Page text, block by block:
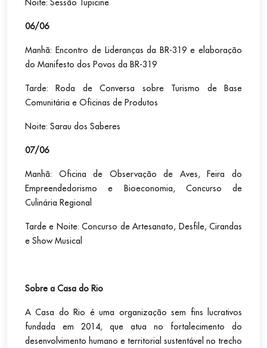
Noite: Sessão Tupicine
06/06
Manhã: Encontro de Lideranças da BR-319 e elaboração
do Manifesto dos Povos da BR-319
Tarde: Roda de Conversa sobre Turismo de Base
Comunitária e Oficinas de Produtos
Noite: Sarau dos Saberes
07/06
Manhã: Oficina de Observação de Aves, Feira do
Empreendedorismo e Bioeconomia, Concurso de
Culinária Regional
Tarde e Noite: Concurso de Artesanato, Desfile, Cirandas
e Show Musical
Sobre a Casa do Rio
A Casa do Rio é uma organização sem fins lucrativos
fundada em 2014, que atua no fortalecimento do
desenvolvimento humano e territorial sustentável no trecho